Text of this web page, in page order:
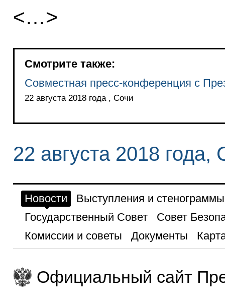
<…>
Смотрите также:
Совместная пресс-конференция с
22 августа 2018 года , Сочи
22 августа 2018 года,
Новости
Выступления и стенограммы
Государственный Совет
Совет
Комиссии и советы
Документы
Официальный сайт